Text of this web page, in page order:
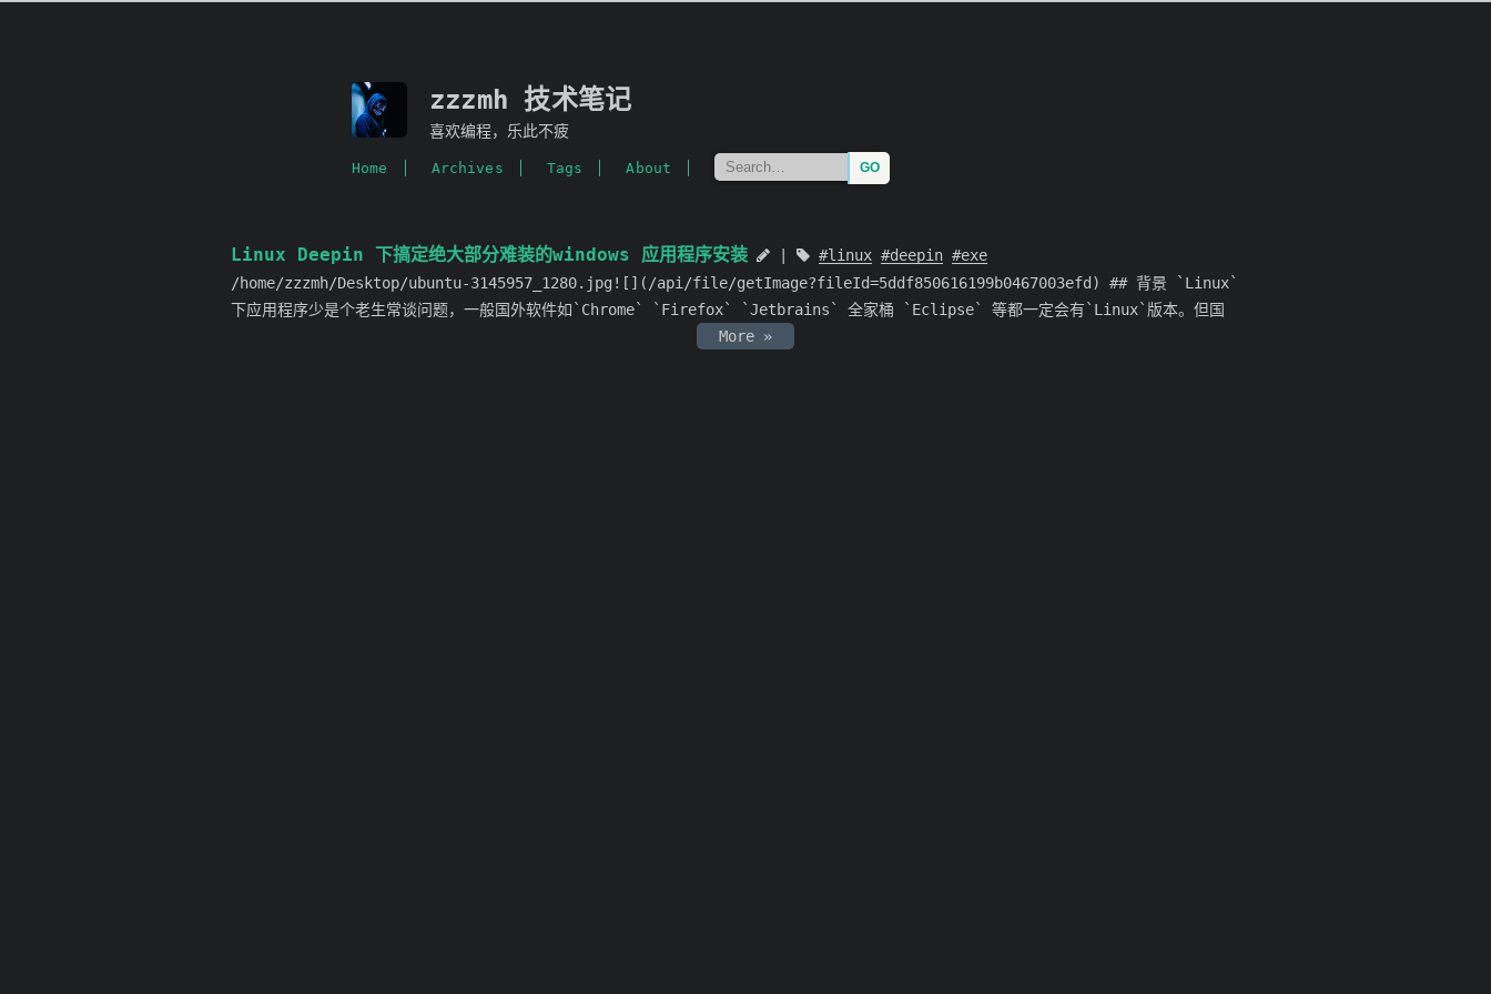
zzzmh 技术笔记
喜欢编程，乐此不疲
Home Archives Tags About
Linux Deepin 下搞定绝大部分难装的windows 应用程序安装 linux deepin
exe
/home/zzzmh/Desktop/ubuntu-3145957_1280.jpg![](/api/file/getImage?fileId=5ddf850616199b0467003efd) ## 背景 `Linux`
下应用程序少是个老生常谈问题，一般国外软件如`Chrome` `Firefox` `Jetbrains` 全家桶 `Eclipse` 等都一定会有`Linux`版本。但国
More »